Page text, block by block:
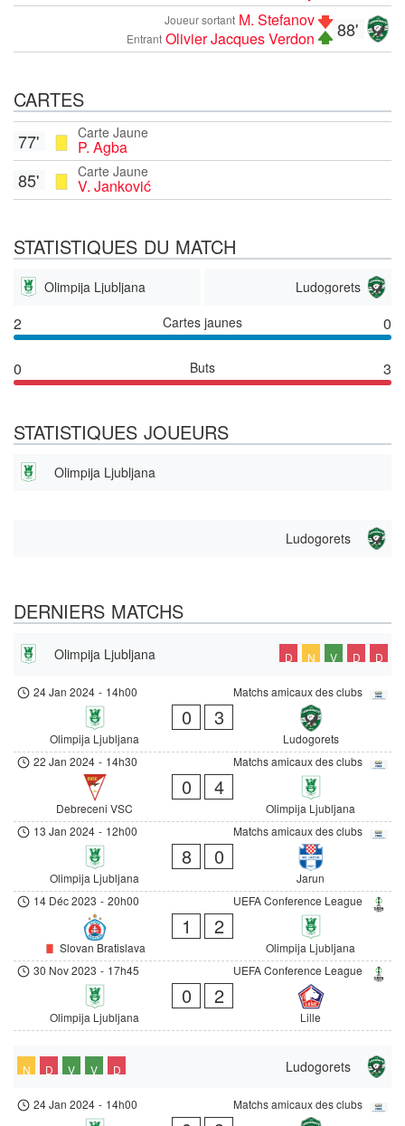
88'
Joueur sortant M. Stefanov
Entrant Olivier Jacques Verdon
CARTES
Carte Jaune
P. Agba
77'
Carte Jaune
V. Janković
85'
STATISTIQUES DU MATCH
Olimpija Ljubljana Ludogorets
2 Cartes jaunes 0
0 Buts 3
STATISTIQUES JOUEURS
Olimpija Ljubljana
Ludogorets
DERNIERS MATCHS
Olimpija Ljubljana D N V D D
Matchs amicaux des clubs
24 Jan 2024 - 14h00
Olimpija Ljubljana
0 3
Ludogorets
Matchs amicaux des clubs
22 Jan 2024 - 14h30
Debreceni VSC
0 4
Olimpija Ljubljana
Matchs amicaux des clubs
13 Jan 2024 - 12h00
Olimpija Ljubljana
8 0
Jarun
UEFA Conference League
14 Déc 2023 - 20h00
Slovan Bratislava
1 2
Olimpija Ljubljana
UEFA Conference League
30 Nov 2023 - 17h45
Olimpija Ljubljana
0 2
Lille
Ludogorets
N D V V D
Matchs amicaux des clubs
24 Jan 2024 - 14h00